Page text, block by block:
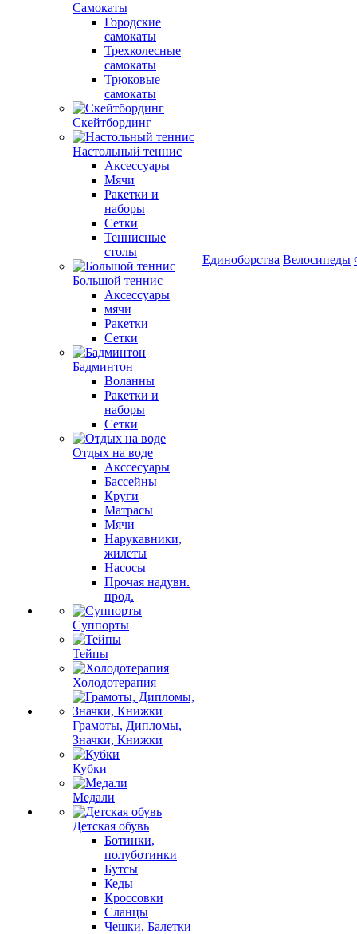
Самокаты
Городские
самокаты
Трехколесные
самокаты
Трюковые
самокаты
Скейтбординг
Настольный теннис
Аксессуары
Мячи
Ракетки и
наборы
Сетки
Теннисные
столы
Большой теннис
Аксессуары
мячи
Ракетки
Сетки
Бадминтон
Воланны
Ракетки и
наборы
Сетки
Отдых на воде
Акссесуары
Бассейны
Круги
Матрасы
Мячи
Нарукавники,
жилеты
Насосы
Прочая надувн.
прод.
Суппорты
Тейпы
Холодотерапия
Грамоты, Дипломы,
Значки, Книжки
Кубки
Медали
Детская обувь
Ботинки,
полуботинки
Бутсы
Кеды
Кроссовки
Сланцы
Чешки, Балетки
Единоборства Велосипеды